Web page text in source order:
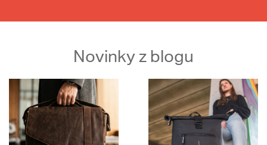
Novinky z blogu